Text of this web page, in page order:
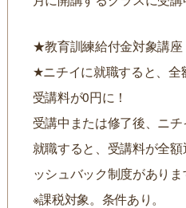
★教育訓練給付金対象講座
★ニチイに就職すると、全
受講料が0円に！
受講中または修了後、ニ
就職すると、受講料が全
ッシュバック制度がありま
※課税対象。条件あり。